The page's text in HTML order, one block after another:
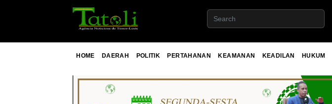
HOME DAERAH POLITIK PERTAHANAN KEAMANAN KEADILAN HUKUM